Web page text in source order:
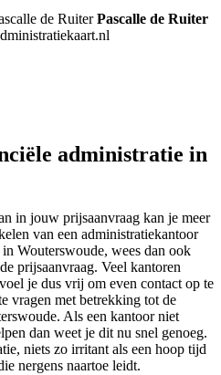
Pascalle de Ruiter
administratie in
in jouw prijsaanvraag kan je meer
van een administratiekantoor
Wouterswoude, wees dan ook
prijsaanvraag. Veel kantoren
je dus vrij om even contact op te
vragen met betrekking tot de
Als een kantoor niet
dan weet je dit nu snel genoeg.
niets zo irritant als een hoop tijd
nergens naartoe leidt.